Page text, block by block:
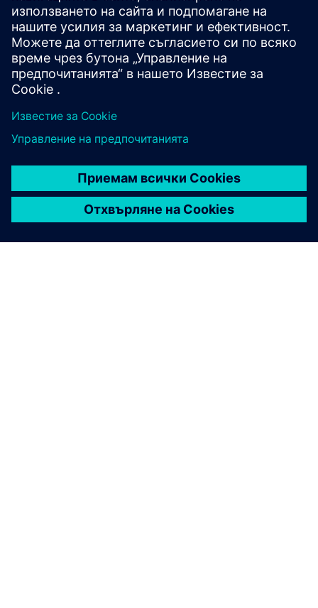
За управление на лицензи, базирано на облак, е
необходима интернет връзка
INTEL® Core™ I3 (или еквивалентен) 32-битов или 64-
битов процесор
Монитор 17″ с резолюция 1280x1024